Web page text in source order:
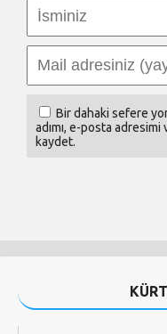
Bir dahaki sefere
adımı, e-posta
kaydet.